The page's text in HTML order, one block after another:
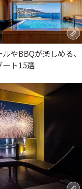
やBBQが楽しめる、
ート15選